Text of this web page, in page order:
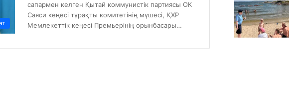
сапармен келген Қытай коммунистік партиясы ОК
Саяси кеңесі тұрақты комитетінің мүшесі, ҚХР
Мемлекеттік кеңесі Премьерінің орынбасары…